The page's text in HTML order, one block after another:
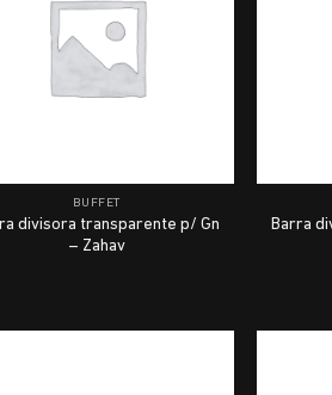
BUFFET
divisora transparente p/ Gn
– Zahav
Barra